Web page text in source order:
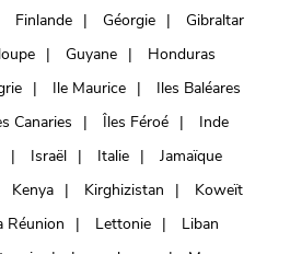
Finlande Géorgie
Gibraltar
Guyane
Honduras
Ile Maurice
Iles Baléares
Canaries Îles Féroé
Inde
Israël Italie
Jamaïque
Kenya Kirghizistan
Koweït
Réunion Lettonie
Liban